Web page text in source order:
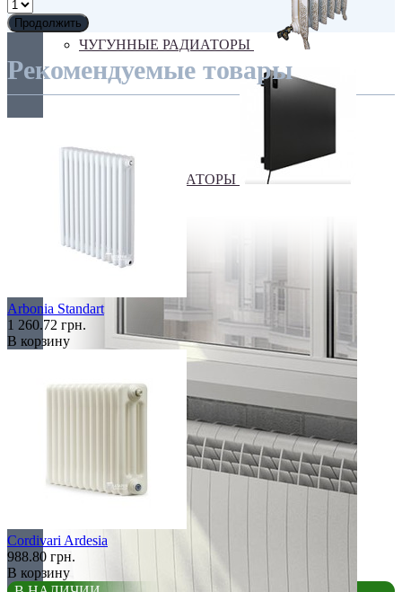
ЧУГУННЫЕ РАДИАТОРЫ
ЭЛЕКТРО РАДИАТОРЫ
Продолжить
Рекомендуемые товары
Arbonia Standart
1 260.72 грн.
В корзину
Cordivari Ardesia
988.80 грн.
В корзину